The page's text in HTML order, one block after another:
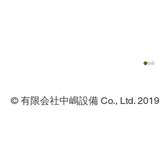
© 有限会社中嶋設備 Co., Ltd.